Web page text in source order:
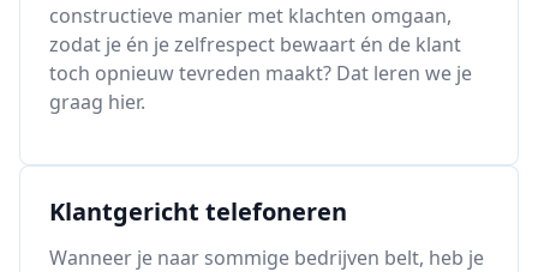
constructieve manier met klachten omgaan,
zodat je én je zelfrespect bewaart én de klant
toch opnieuw tevreden maakt? Dat leren we je
graag hier.
Klantgericht telefoneren
Wanneer je naar sommige bedrijven belt, heb je